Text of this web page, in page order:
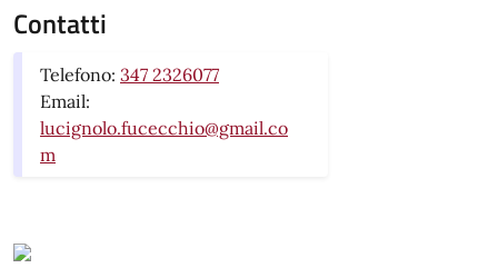
Contatti
Telefono: 347 2326077
Email:
lucignolo.fucecchio@gmail.co
m